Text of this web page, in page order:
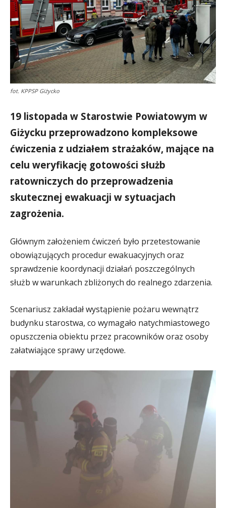
fot. KPPSP Giżycko
19 listopada w Starostwie Powiatowym w
Giżycku przeprowadzono kompleksowe
ćwiczenia z udziałem strażaków, mające na
celu weryfikację gotowości służb
ratowniczych do przeprowadzenia
skutecznej ewakuacji w sytuacjach
zagrożenia.
Głównym założeniem ćwiczeń było przetestowanie
obowiązujących procedur ewakuacyjnych oraz
sprawdzenie koordynacji działań poszczególnych
służb w warunkach zbliżonych do realnego zdarzenia.
Scenariusz zakładał wystąpienie pożaru wewnątrz
budynku starostwa, co wymagało natychmiastowego
opuszczenia obiektu przez pracowników oraz osoby
załatwiające sprawy urzędowe.